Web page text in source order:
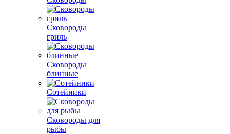
Сковороды
гриль
Сковороды
блинные
Сотейники
Сковороды для
рыбы